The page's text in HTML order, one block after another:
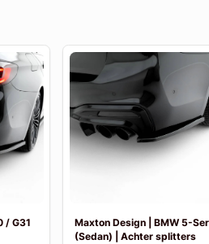
/ G31
Maxton Design | BMW 5-
(Sedan) | Achter splitters